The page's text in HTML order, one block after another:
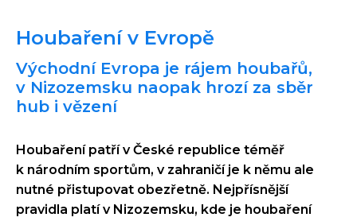
Houbaření v Evropě
Východní Evropa je rájem houbařů,
v Nizozemsku naopak hrozí za sběr
hub i vězení
Houbaření patří v České republice téměř
k národním sportům, v zahraničí je k němu ale
nutné přistupovat obezřetně. Nejpřísnější
pravidla platí v Nizozemsku, kde je houbaření